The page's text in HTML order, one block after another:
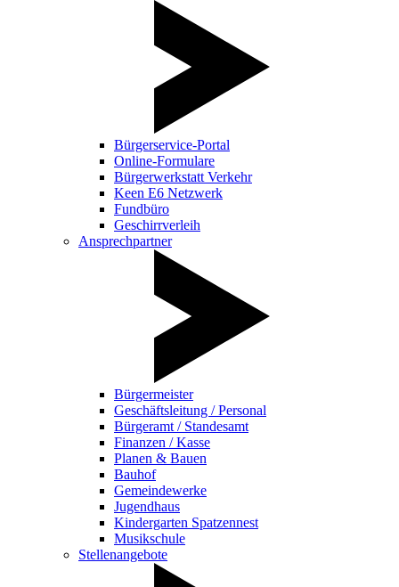
Bürgerservice-Portal
Online-Formulare
Bürgerwerkstatt Verkehr
Keen E6 Netzwerk
Fundbüro
Geschirrverleih
Ansprechpartner
Bürgermeister
Geschäftsleitung / Personal
Bürgeramt / Standesamt
Finanzen / Kasse
Planen & Bauen
Bauhof
Gemeindewerke
Jugendhaus
Kindergarten Spatzennest
Musikschule
Stellenangebote